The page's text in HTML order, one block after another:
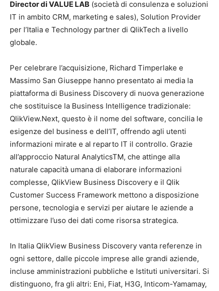
Director di VALUE LAB (società di consulenza e soluzioni
IT in ambito CRM, marketing e sales), Solution Provider
per l’Italia e Technology partner di QlikTech a livello
globale.
Per celebrare l’acquisizione, Richard Timperlake e
Massimo San Giuseppe hanno presentato ai media la
piattaforma di Business Discovery di nuova generazione
che sostituisce la Business Intelligence tradizionale:
QlikView.Next, questo è il nome del software, concilia le
esigenze del business e dell’IT, offrendo agli utenti
informazioni mirate e al reparto IT il controllo. Grazie
all’approccio Natural AnalyticsTM, che attinge alla
naturale capacità umana di elaborare informazioni
complesse, QlikView Business Discovery e il Qlik
Customer Success Framework mettono a disposizione
persone, tecnologia e servizi per aiutare le aziende a
ottimizzare l’uso dei dati come risorsa strategica.
In Italia QlikView Business Discovery vanta referenze in
ogni settore, dalle piccole imprese alle grandi aziende,
incluse amministrazioni pubbliche e Istituti universitari. Si
distinguono, fra gli altri: Eni, Fiat, H3G, Inticom-Yamamay,